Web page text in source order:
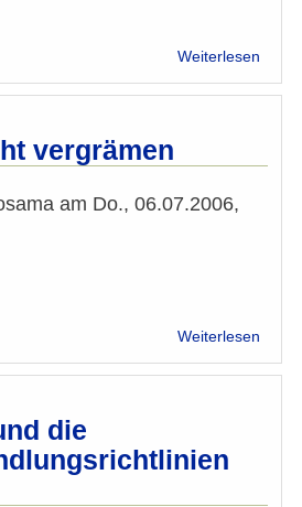
Weiterlesen
vergrämen
am Do., 06.07.2006,
Weiterlesen
nicht
die